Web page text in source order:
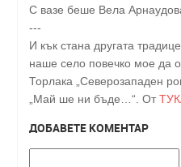
С вазе беше Вела
---
И кък стана другата
наше село повечко мое да
Торлака „Северозападен
„Май ше ни бъде…“. От
ДОБАВЕТЕ КОМЕНТАР